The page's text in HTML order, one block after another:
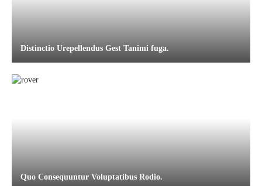
Distinctio Urepellendus Gest Tanimi fuga.
Quo Consequuntur Voluptatibus Rodio.